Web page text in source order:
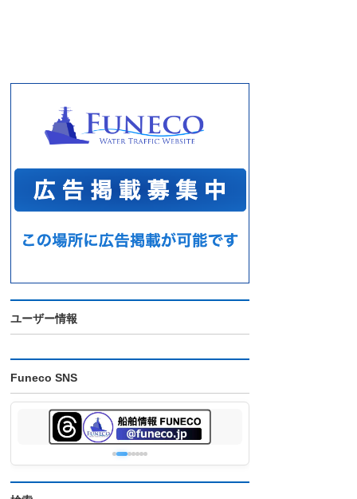
ユーザー情報
Funeco SNS